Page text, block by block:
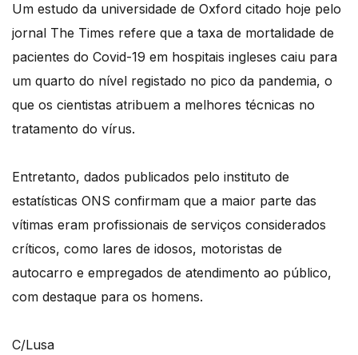
Um estudo da universidade de Oxford citado hoje pelo
jornal The Times refere que a taxa de mortalidade de
pacientes do Covid-19 em hospitais ingleses caiu para
um quarto do nível registado no pico da pandemia, o
que os cientistas atribuem a melhores técnicas no
tratamento do vírus.
Entretanto, dados publicados pelo instituto de
estatísticas ONS confirmam que a maior parte das
vítimas eram profissionais de serviços considerados
críticos, como lares de idosos, motoristas de
autocarro e empregados de atendimento ao público,
com destaque para os homens.
C/Lusa